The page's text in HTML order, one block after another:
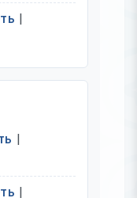
|
|
|